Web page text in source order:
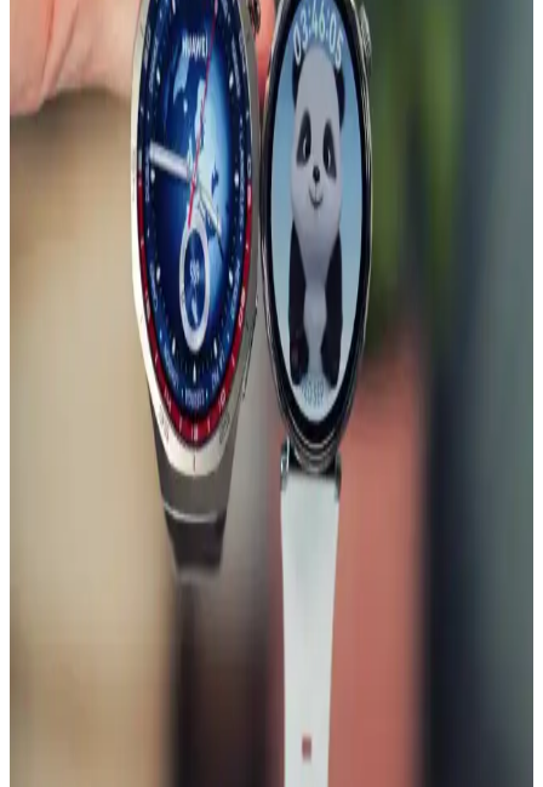
MobaxAksesuar metal kordonlar, Samsung Galaxy Watch serisiyle
uyumlu, dayanıklı ve şık tasarımıyla saatlerinize modern ve estetik
bir görünüm kazandırır, kullanım kolaylığı sağlar.
Huawei Watch GT Serisi ve Uyumlu Metal
Kordonlar: Özellikler ve Kullanıcı Yorumları
Huawei Watch GT serisi ve uyumlu metal kordonlar, dayanıklılık ve
şıklığı bir arada sunar. Kullanıcılar, ürünlerin kalite ve tasarımını
yüksek değerlendirmekte, montaj ve uyum konularında dikkatli
olunması gerektiğini belirtiyor.
Huawei Watch GT Serisi İçin MobaxAksesuar
Kordon: Şık ve Dayanıklı Tasarım
MobaxAksesuar kordon, Huawei Watch GT serisi saatleriniz için
şık, dayanıklı ve konforlu bir aksesuar seçeneği sunar. Farklı renk ve
tasarım seçenekleriyle saatlerinize modern bir görünüm kazandırır.
Nokia'nın Güncel Ürün Portföyü ve Teknolojik
Gelişmeleri Hakkında Bilgi
Nokia'nın güncel ürünleri ve teknolojik gelişmeleri hakkında bilgi
bulunmamaktadır. Marka, geçmişte dayanıklı ve uzun pil ömrüyle
bilinen akıllı telefonlar geliştirmiştir.
Tasarım, Pil ve Sağlık Özellikleri
takibi özellikleriyle öne çıkar. GT 5 Pro, uzun pil ömrü ve su
direnciyle dikkat çeker. Her iki saat de AMOLED ekran ve şık